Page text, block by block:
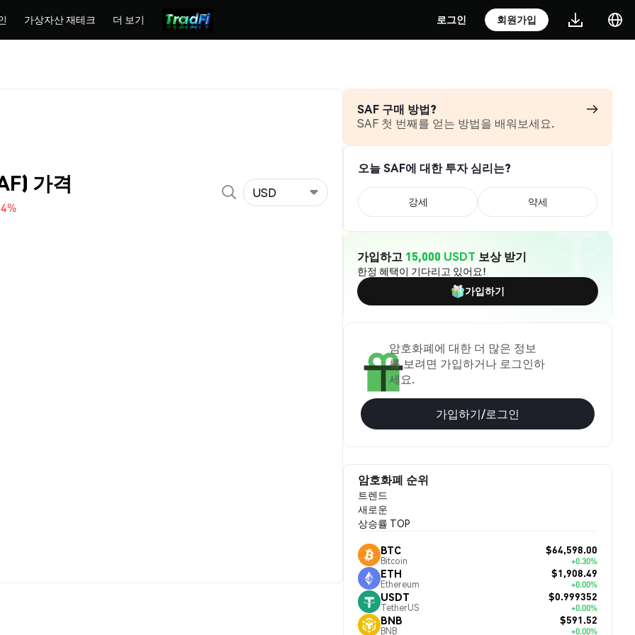
가상자산 재테크 더 보기 로그인 회원가입
가격 USD
SAF 구매 방법?
SAF 첫 번째를 얻는 방법을 배워보세요.
오늘 SAF에 대한 투자 심리는?
강세 약세
가입하고 15,000 USDT 보상 받기
한정 혜택이 기다리고 있어요!
가입하기
암호화폐에 대한 더 많은 정보
를 보려면 가입하거나 로그인하
세요.
가입하기/로그인
암호화폐 순위
트렌드
새로운
상승률 TOP
BTC
Bitcoin
$64,598.00
+0.30%
ETH
Ethereum
$1,908.49
+0.00%
USDT
TetherUS
$0.999352
+0.00%
BNB
BNB
$591.52
+0.00%